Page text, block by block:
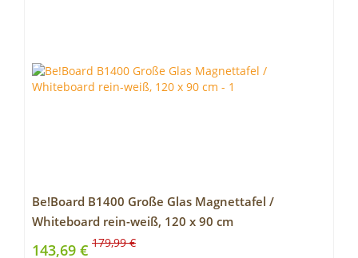
Be!Board B1400 Große Glas Magnettafel /
Whiteboard rein-weiß, 120 x 90 cm
143,69 € 179,99 €